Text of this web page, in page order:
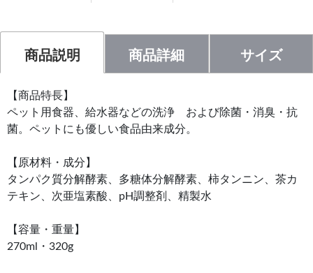
商品説明 商品詳細 サイズ
【商品特長】
ペット用食器、給水器などの洗浄 および除菌・消臭・抗
菌。ペットにも優しい食品由来成分。
【原材料・成分】
タンパク質分解酵素、多糖体分解酵素、柿タンニン、茶カ
テキン、次亜塩素酸、pH調整剤、精製水
【容量・重量】
270ml・320g